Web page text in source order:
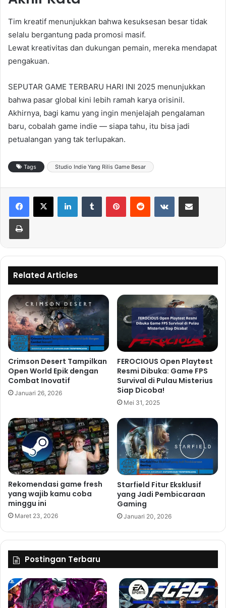
Tim kreatif menunjukkan bahwa kesuksesan besar tidak
selalu bergantung pada promosi masif.
Lewat kreativitas dan dukungan pemain, mereka mendapat
pengakuan.
SEPUTAR GAME TERBARU HARI INI 2025 menunjukkan
bahwa pasar global kini lebih ramah karya orisinil.
Akhirnya, bagi kamu yang ingin menjelajah pengalaman
baru, cobalah game indie — siapa tahu, itu bisa jadi
petualangan yang tak terlupakan.
Tags Studio Indie Yang Rilis Game Besar
Related Articles
Crimson Desert Tampilkan
Open World Epik dengan
Combat Inovatif
Januari 26, 2026
FEROCIOUS Open Playtest
Resmi Dibuka: Game FPS
Survival di Pulau Misterius
Siap Dicoba!
Mei 31, 2025
Rekomendasi game fresh
yang wajib kamu coba
minggu ini
Maret 23, 2026
Starfield Fitur Eksklusif
yang Jadi Pembicaraan
Gaming
Januari 20, 2026
Postingan Terbaru